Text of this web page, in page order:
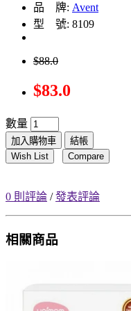
品 牌: Avent
型 號: 8109
$88.0
$83.0
數量
加入購物車
結帳
Wish List
Compare
0 則評論 /發表評論
相關商品